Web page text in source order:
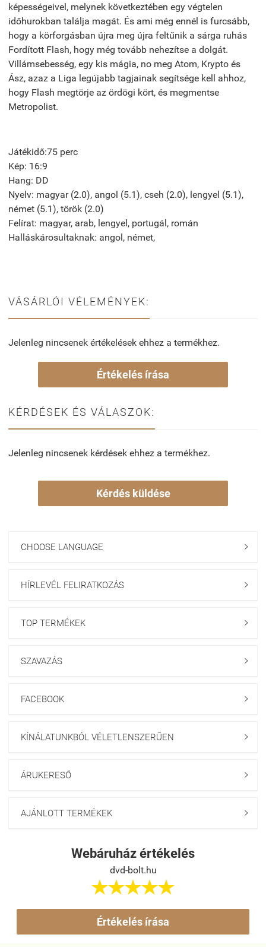
képességeivel, melynek következtében egy végtelen
időhurokban találja magát. És ami még ennél is furcsább,
hogy a körforgásban újra meg újra feltűnik a sárga ruhás
Fordított Flash, hogy még tovább nehezítse a dolgát.
Villámsebesség, egy kis mágia, no meg Atom, Krypto és
Ász, azaz a Liga legújabb tagjainak segítsége kell ahhoz,
hogy Flash megtörje az ördögi kört, és megmentse
Metropolist.
Játékidő:75 perc
Kép: 16:9
Hang: DD
Nyelv: magyar (2.0), angol (5.1), cseh (2.0), lengyel (5.1),
német (5.1), török (2.0)
Felírat: magyar, arab, lengyel, portugál, román
Halláskárosultaknak: angol, német,
VÁSÁRLÓI VÉLEMÉNYEK:
Jelenleg nincsenek értékelések ehhez a termékhez.
Értékelés írása
KÉRDÉSEK ÉS VÁLASZOK:
Jelenleg nincsenek kérdések ehhez a termékhez.
Kérdés küldése
CHOOSE LANGUAGE 
HÍRLEVÉL FELIRATKOZÁS 
TOP TERMÉKEK 
SZAVAZÁS 
FACEBOOK 
KÍNÁLATUNKBÓL VÉLETLENSZERŰEN 
ÁRUKERESŐ 
AJÁNLOTT TERMÉKEK 
Webáruház értékelés
dvd-bolt.hu

Értékelés írása